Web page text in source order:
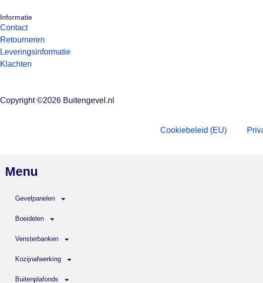
Informatie
Contact
Retourneren
Leveringsinformatie
Klachten
Copyright ©2026 Buitengevel.nl
Cookiebeleid (EU)
Menu
Gevelpanelen
Boeidelen
Vensterbanken
Kozijnafwerking
Buitenplafonds